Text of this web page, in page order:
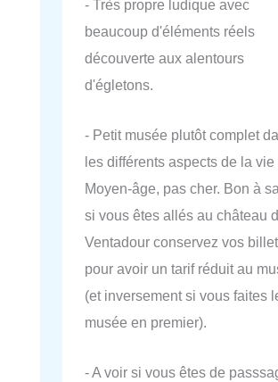
- Très propre ludique avec
beaucoup d'éléments réels
découverte aux alentours
d'égletons.
- Petit musée plutôt complet
les différents aspects de la vie
Moyen-âge, pas cher. Bon à
si vous êtes allés au château
Ventadour conservez vos
pour avoir un tarif réduit au
(et inversement si vous faites
musée en premier).
- A voir si vous êtes de